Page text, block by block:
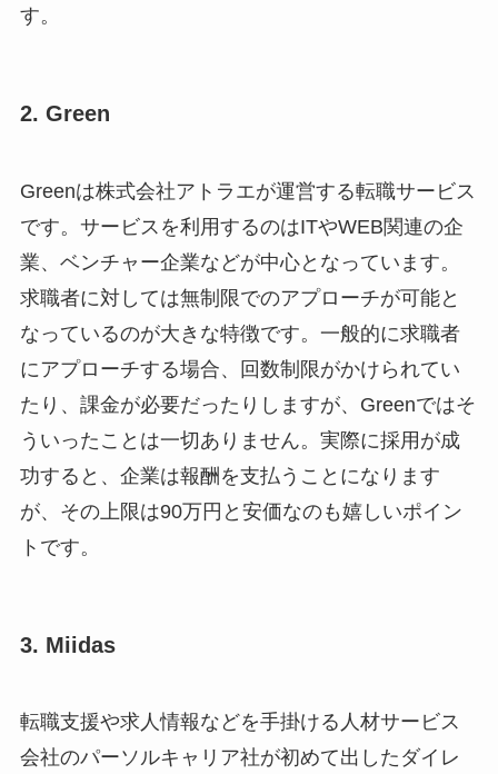
す。
2. Green
Greenは株式会社アトラエが運営する転職サービス
です。サービスを利用するのはITやWEB関連の企
業、ベンチャー企業などが中心となっています。
求職者に対しては無制限でのアプローチが可能と
なっているのが大きな特徴です。一般的に求職者
にアプローチする場合、回数制限がかけられてい
たり、課金が必要だったりしますが、Greenではそ
ういったことは一切ありません。実際に採用が成
功すると、企業は報酬を支払うことになります
が、その上限は90万円と安価なのも嬉しいポイン
トです。
3. Miidas
転職支援や求人情報などを手掛ける人材サービス
会社のパーソルキャリア社が初めて出したダイレ